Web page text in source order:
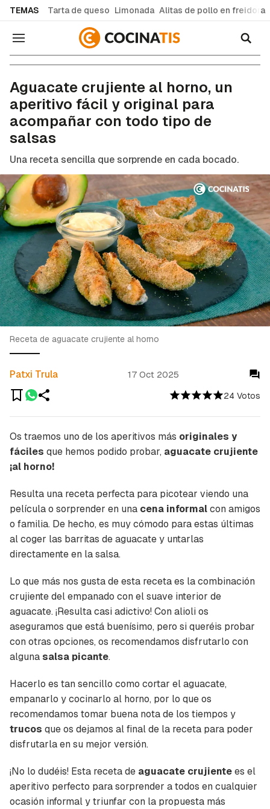
TEMAS Tarta de queso Limonada Alitas de pollo en freidora
Navegación
Aguacate crujiente al horno, un
aperitivo fácil y original para
acompañar con todo tipo de
salsas
Una receta sencilla que sorprende en cada bocado.
24 Votos
Patxi Trula 17 Oct 2025
Receta de aguacate crujiente al horno
Os traemos uno de los aperitivos más originales y
fáciles que hemos podido probar, aguacate crujiente
¡al horno!
Resulta una receta perfecta para picotear viendo una
película o sorprender en una cena informalcon amigos
o familia. De hecho, es muy cómodo para estas últimas
al coger las barritas de aguacate y untarlas
directamente en la salsa.
Lo que más nos gusta de esta receta es la combinación
crujiente del empanado con el suave interior de
aguacate. ¡Resulta casi adictivo! Con alioli os
aseguramos que está buenísimo, pero si queréis probar
con otras opciones, os recomendamos disfrutarlo con
alguna salsa picante.
Hacerlo es tan sencillo como cortar el aguacate,
empanarlo y cocinarlo al horno, por lo que os
recomendamos tomar buena nota de los tiempos y
trucos que os dejamos al final de la receta para poder
disfrutarla en su mejor versión.
¡No lo dudéis! Esta receta de aguacate crujientees el
aperitivo perfecto para sorprender a todos en cualquier
ocasión informal y triunfar con la propuesta más